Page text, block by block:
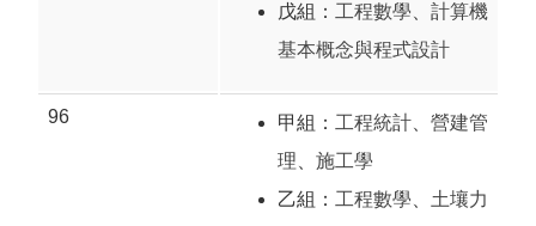
戊組： 工程數學
計算機
基本概念與程式設計
96 甲組： 工程統計
營建管
理
施工學
乙組： 工程數學
土壤力